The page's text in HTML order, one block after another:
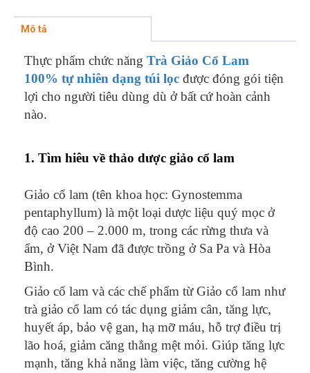
Cổ
100%
nhiên
dạng
túi
lượng
Mô tả
Thực phẩm chức năng Trà Giảo Cổ Lam
100% tự nhiên dạng túi lọc được đóng gói tiện
lợi cho người tiêu dùng dù ở bất cứ hoàn cảnh
nào.
1. Tìm hiêu về thảo dược giảo cổ lam
Giảo cổ lam (tên khoa học: Gynostemma
pentaphyllum) là một loại dược liệu quý mọc ở
độ cao 200 – 2.000 m, trong các rừng thưa và
ẩm, ở Việt Nam đã được trồng ở Sa Pa và Hòa
Bình.
Giảo cổ lam và các chế phẩm từ Giảo cổ lam như
trà giảo cổ lam có tác dụng giảm cân, tăng lực,
huyết áp, bảo vệ gan, hạ mỡ máu, hỗ trợ điều trị
lão hoá, giảm căng thẳng mệt mỏi. Giúp tăng lực
mạnh, tăng khả năng làm việc, tăng cường hệ